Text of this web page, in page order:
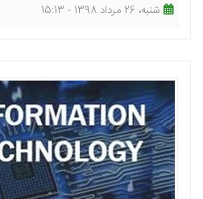
شنبه، 26 مرداد 1398 - 15:13